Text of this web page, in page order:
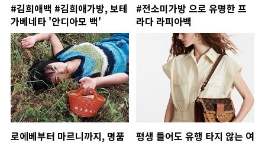
#김희애백 #김희애가방, 보테
가베네타 '안디아모 백'
#전소미가방 으로 유명한 프
라다 라피아백
로에베부터 마르니까지, 명품
평생 들어도 유행 타지 않는 여